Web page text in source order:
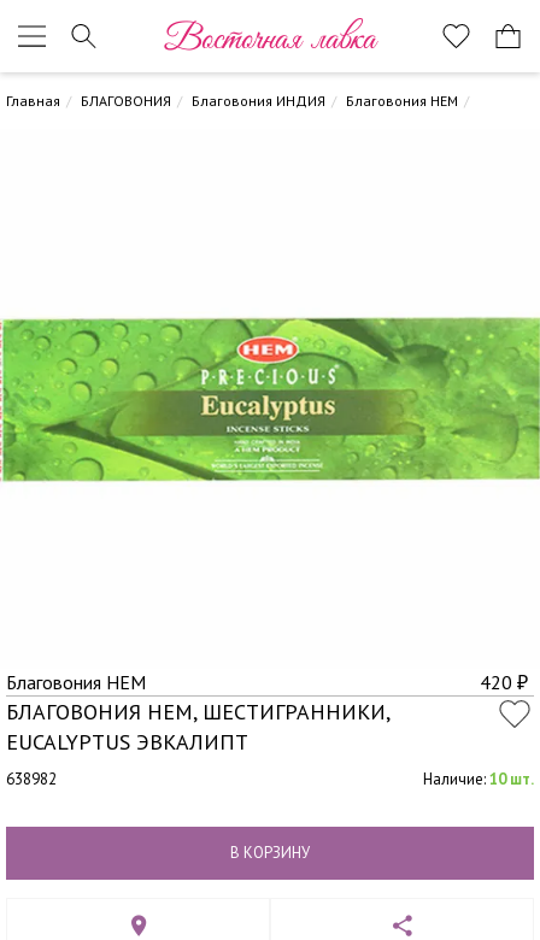
Восточная лавка
Главная БЛАГОВОНИЯ Благовония ИНДИЯ Благовония HEM
Благовония HEM 420 ₽
БЛАГОВОНИЯ HEM, ШЕСТИГРАННИКИ,
EUCALYPTUS ЭВКАЛИПТ
638982 Наличие:10 шт.
В КОРЗИНУ